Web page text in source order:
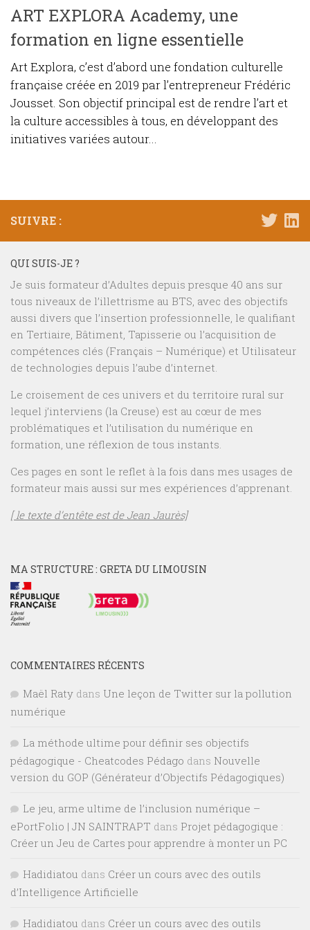
ART EXPLORA Academy, une
formation en ligne essentielle
Art Explora, c’est d’abord une fondation culturelle
française créée en 2019 par l’entrepreneur Frédéric
Jousset. Son objectif principal est de rendre l’art et
la culture accessibles à tous, en développant des
initiatives variées autour...
SUIVRE :
QUI SUIS-JE ?
Je suis formateur d’Adultes depuis presque 40 ans sur
tous niveaux de l’illettrisme au BTS, avec des objectifs
aussi divers que l’insertion professionnelle, le qualifiant
en Tertiaire, Bâtiment, Tapisserie ou l’acquisition de
compétences clés (Français – Numérique) et Utilisateur
de technologies depuis l’aube d’internet.
Le croisement de ces univers et du territoire rural sur
lequel j’interviens (la Creuse) est au cœur de mes
problématiques et l’utilisation du numérique en
formation, une réflexion de tous instants.
Ces pages en sont le reflet à la fois dans mes usages de
formateur mais aussi sur mes expériences d’apprenant.
[ le texte d’entête est de Jean Jaurès]
MA STRUCTURE : GRETA DU LIMOUSIN
COMMENTAIRES RÉCENTS
Maël Raty dans Une leçon de Twitter sur la pollution
numérique
La méthode ultime pour définir ses objectifs
pédagogique - Cheatcodes Pédago dans Nouvelle
version du GOP (Générateur d’Objectifs Pédagogiques)
Le jeu, arme ultime de l’inclusion numérique –
ePortFolio | JN SAINTRAPT dans Projet pédagogique :
Créer un Jeu de Cartes pour apprendre à monter un PC
Hadidiatou dans Créer un cours avec des outils
d’Intelligence Artificielle
Hadidiatou dans Créer un cours avec des outils